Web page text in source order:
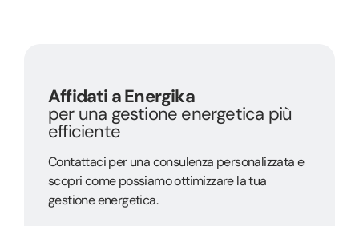
Affidati a Energika
per una gestione energetica più
efficiente
Contattaci per una consulenza personalizzata e
scopri come possiamo ottimizzare la tua
gestione energetica.